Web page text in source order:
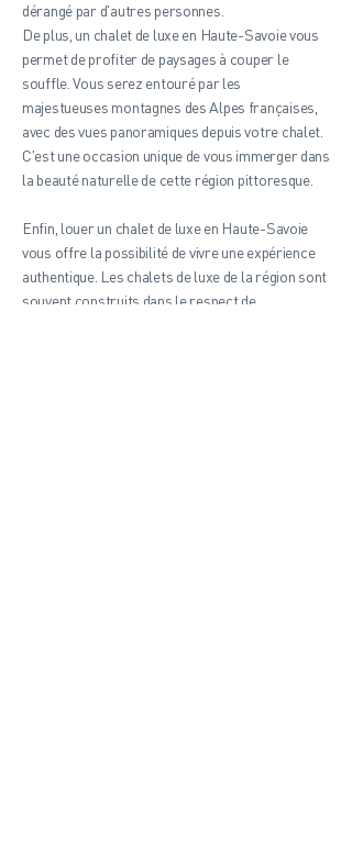
dérangé par d'autres personnes.
De plus, un chalet de luxe en Haute-Savoie vous
permet de profiter de paysages à couper le
souffle. Vous serez entouré par les
majestueuses montagnes des Alpes françaises,
avec des vues panoramiques depuis votre chalet.
C'est une occasion unique de vous immerger dans
la beauté naturelle de cette région pittoresque.
Enfin, louer un chalet de luxe en Haute-Savoie
vous offre la possibilité de vivre une expérience
authentique. Les chalets de luxe de la région sont
souvent construits dans le respect de